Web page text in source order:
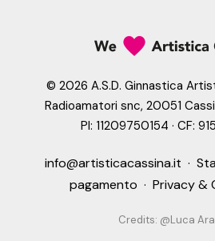
© 2026 A.S.D. Ginnastica
Radioamatori snc, 20051
PI: 11209750154 · CF:
info@artisticacassina.it ·
pagamento · Privacy &
Credits: @Luca